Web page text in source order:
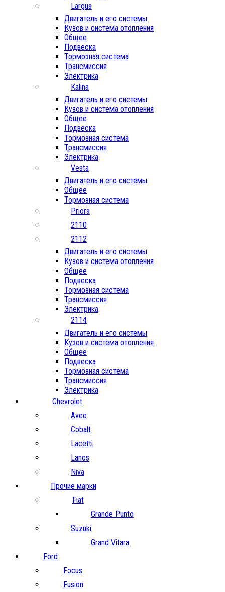
Largus
Двигатель и его системы
Кузов и система отопления
Общее
Подвеска
Тормозная система
Трансмиссия
Электрика
Kalina
Двигатель и его системы
Кузов и система отопления
Общее
Подвеска
Тормозная система
Трансмиссия
Электрика
Vesta
Двигатель и его системы
Общее
Тормозная система
Priora
2110
2112
Двигатель и его системы
Кузов и система отопления
Общее
Подвеска
Тормозная система
Трансмиссия
Электрика
2114
Двигатель и его системы
Кузов и система отопления
Общее
Подвеска
Тормозная система
Трансмиссия
Электрика
Chevrolet
Aveo
Cobalt
Lacetti
Lanos
Niva
Прочие марки
Fiat
Grande Punto
Suzuki
Grand Vitara
Ford
Focus
Fusion